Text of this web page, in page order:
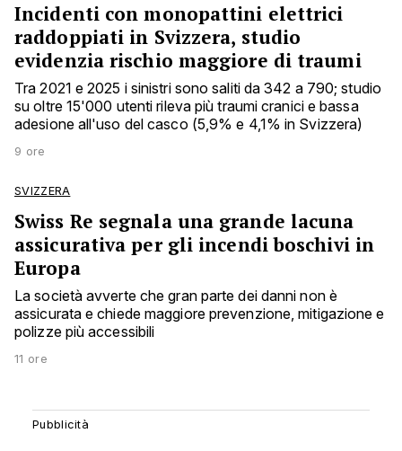
Incidenti con monopattini elettrici
raddoppiati in Svizzera, studio
evidenzia rischio maggiore di traumi
Tra 2021 e 2025 i sinistri sono saliti da 342 a 790; studio
su oltre 15'000 utenti rileva più traumi cranici e bassa
adesione all'uso del casco (5,9% e 4,1% in Svizzera)
9 ore
SVIZZERA
Swiss Re segnala una grande lacuna
assicurativa per gli incendi boschivi in
Europa
La società avverte che gran parte dei danni non è
assicurata e chiede maggiore prevenzione, mitigazione e
polizze più accessibili
11 ore